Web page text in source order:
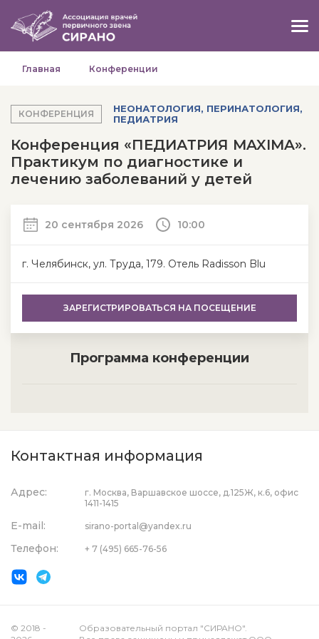
Главная Конференции
КОНФЕРЕНЦИЯ
НЕОНАТОЛОГИЯ, ПЕРИНАТОЛОГИЯ,
ПЕДИАТРИЯ
Конференция «ПЕДИАТРИЯ MAXIMA».
Практикум по диагностике и
лечению заболеваний у детей
20 сентября 2026 10:00
г. Челябинск, ул. Труда, 179. Отель Radisson Blu
ЗАРЕГИСТРИРОВАТЬСЯ НА ПОСЕЩЕНИЕ
Программа конференции
Контактная информация
Адрес:
г. Москва, Варшавское шоссе, д.125Ж, к.6, офис
1411-1415
E-mail: sirano-portal@yandex.ru
Телефон: + 7 (495) 665-76-56
© 2018 -
Образовательный портал "СИРАНО".